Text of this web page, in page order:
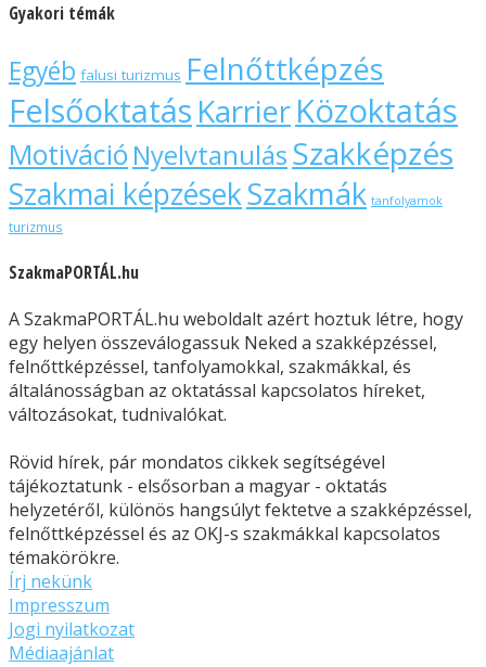
Gyakori témák
Egyéb falusi turizmus Felnőttképzés
Felsőoktatás KarrierKözoktatás
Motiváció NyelvtanulásSzakképzés
Szakmai képzésekSzakmák tanfolyamok
turizmus
SzakmaPORTÁL.hu
A SzakmaPORTÁL.hu weboldalt azért hoztuk létre, hogy
egy helyen összeválogassuk Neked a szakképzéssel,
felnőttképzéssel, tanfolyamokkal, szakmákkal, és
általánosságban az oktatással kapcsolatos híreket,
változásokat, tudnivalókat.
Rövid hírek, pár mondatos cikkek segítségével
tájékoztatunk - elsősorban a magyar - oktatás
helyzetéről, különös hangsúlyt fektetve a szakképzéssel,
felnőttképzéssel és az OKJ-s szakmákkal kapcsolatos
témakörökre.
Írj nekünk
Impresszum
Jogi nyilatkozat
Médiaajánlat